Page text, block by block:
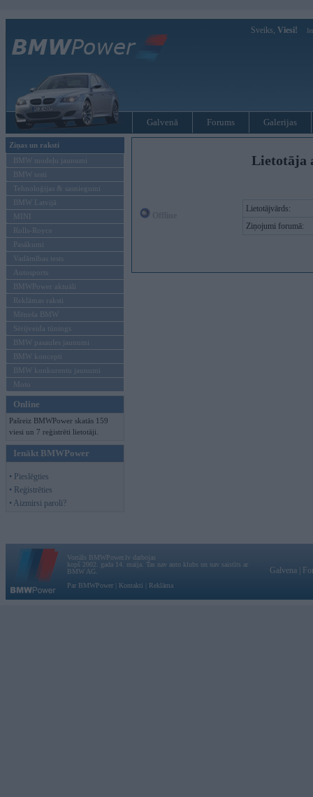
Sveiks, Viesi!
Galvenā Forums Galerijas
Ziņas un raksti
BMW modeļu jaunumi
BMW testi
Tehnoloģijas & sasniegumi
BMW Latvijā
MINI
Rolls-Royce
Pasākumi
Vadāmības tests
Autosports
BMWPower aktuāli
Reklāmas raksti
Mēneša BMW
Sērijveida tūnings
BMW pasaules jaunumi
BMW koncepti
BMW konkurentu jaunumi
Moto
Online
Pašreiz BMWPower skatās 159
viesi un 7 reģistrēti lietotāji.
Ienākt BMWPower
• Pieslēgties
• Reģistrēties
• Aizmirsi paroli?
Lietotāja
Lietotājvārds:
Ziņojumi forumā:
Vortāls BMWPower.lv darbojas
kopš 2002. gada 14. maija. Tas nav auto klubs un nav saistīts ar
BMW AG.
Par BMWPower
Kontakti Reklāma
Galvena